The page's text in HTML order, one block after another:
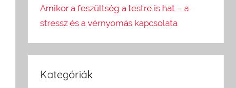
Amikor a feszültség a testre is hat – a
stressz és a vérnyomás kapcsolata
Kategóriák